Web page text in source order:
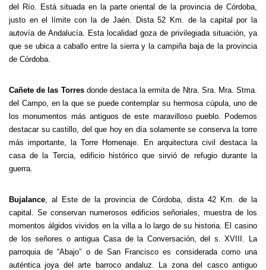
del Río. Está situada en la parte oriental de la provincia de Córdoba,
justo en el límite con la de Jaén. Dista 52 Km. de la capital por la
autovía de Andalucía. Esta localidad goza de privilegiada situación, ya
que se ubica a caballo entre la sierra y la campiña baja de la provincia
de Córdoba.
Cañete de las Torresdonde destaca la ermita de Ntra. Sra. Mra. Stma.
del Campo, en la que se puede contemplar su hermosa cúpula, uno de
los monumentos más antiguos de este maravilloso pueblo. Podemos
destacar su castillo, del que hoy en día solamente se conserva la torre
más importante, la Torre Homenaje. En arquitectura civil destaca la
casa de la Tercia, edificio histórico que sirvió de refugio durante la
guerra.
Bujalance, al Este de la provincia de Córdoba, dista 42 Km. de la
capital. Se conservan numerosos edificios señoriales, muestra de los
momentos álgidos vividos en la villa a lo largo de su historia. El casino
de los señores o antigua Casa de la Conversación, del s. XVIII. La
parroquia de “Abajo” o de San Francisco es considerada como una
auténtica joya del arte barroco andaluz. La zona del casco antiguo